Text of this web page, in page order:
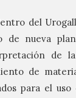
del
de nueva
de
de
para el